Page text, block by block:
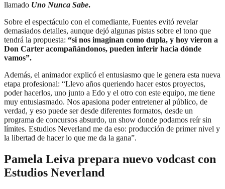
llamado Uno Nunca Sabe.
Sobre el espectáculo con el comediante, Fuentes evitó revelar
demasiados detalles, aunque dejó algunas pistas sobre el tono que
tendrá la propuesta: “si nos imaginan como dupla, y hoy vieron a
Don Carter acompañándonos, pueden inferir hacia dónde
vamos”.
Además, el animador explicó el entusiasmo que le genera esta nueva
etapa profesional: “Llevo años queriendo hacer estos proyectos,
poder hacerlos, uno junto a Edo y el otro con este equipo, me tiene
muy entusiasmado. Nos apasiona poder entretener al público, de
verdad, y eso puede ser desde diferentes formatos, desde un
programa de concursos absurdo, un show donde podamos reír sin
límites. Estudios Neverland me da eso: producción de primer nivel y
la libertad de hacer lo que me da la gana”.
Pamela Leiva prepara nuevo vodcast con
Estudios Neverland